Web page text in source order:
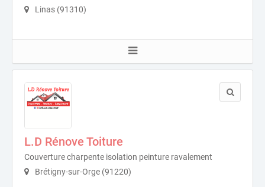
Linas (91310)
L.D Rénove Toiture
Couverture charpente isolation peinture ravalement
Brétigny-sur-Orge (91220)